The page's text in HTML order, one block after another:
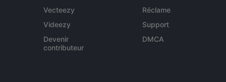
Vecteezy
Videezy
Devenir
contributeur
Réclame
Support
DMCA